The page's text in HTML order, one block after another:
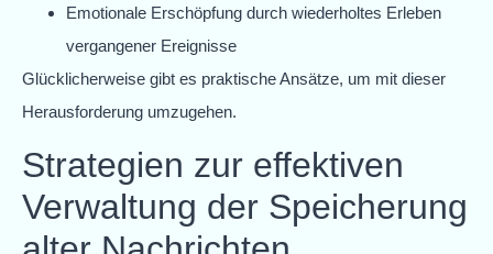
Emotionale Erschöpfung durch wiederholtes Erleben
vergangener Ereignisse
Glücklicherweise gibt es praktische Ansätze, um mit dieser
Herausforderung umzugehen.
Strategien zur effektiven
Verwaltung der Speicherung